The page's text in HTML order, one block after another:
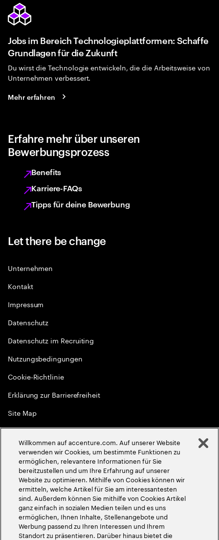
Jobs im Bereich Technologieplattformen: Schaffe
Grundlagen für die Zukunft
Du wirst die Technologie entwickeln, die die Arbeitsweise von
Unternehmen verbessert.
Mehr erfahren
Erfahre mehr über unseren
Bewerbungsprozess
Benefits
Karriere-FAQs
Tipps für deine Bewerbung
Let there be change
Unternehmen
Kontakt
Impressum
Datenschutz
Datenschutz im Recruiting
Nutzungsbedingungen
Cookie-Richtlinie
Erklärung zur Barrierefreiheit
Site Map
Globale Meritokratie
2026Accenture. Alle Rechte vorbehalten
Willkommen auf accenture.com. Auf unserer Website
verwenden wir Cookies, um bestimmte Funktionen zu
ermöglichen, relevantere Informationen für Sie
bereitzustellen und um Ihre Erfahrung auf unserer
Website zu optimieren. Mithilfe von Cookies können wir
ermitteln, welche Artikel für Sie am interessantesten
sind. Außerdem können Sie mithilfe von Cookies Artikel
ganz einfach in sozialen Medien teilen und es uns
ermöglichen, Ihnen Inhalte, Stellenangebote und
Werbung passend zu Ihren Interessen und Ihrem
Standort zu präsentieren. Darüber hinaus bietet die